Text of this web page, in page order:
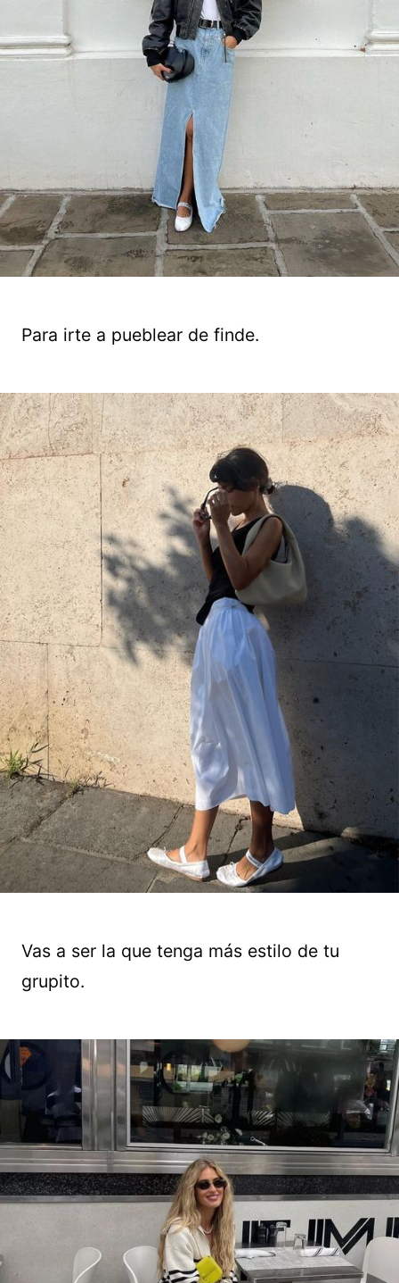
Para irte a pueblear de finde.
Vas a ser la que tenga más estilo de tu
grupito.